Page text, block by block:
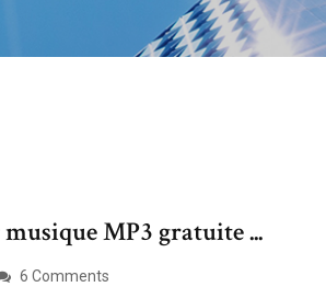
MP3 gratuite ...
6 Comments